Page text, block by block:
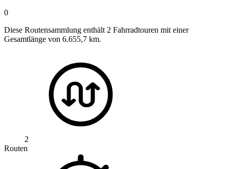
0
Diese Routensammlung enthält 2 Fahrradtouren mit einer
Gesamtlänge von 6.655,7 km.
2
Routen